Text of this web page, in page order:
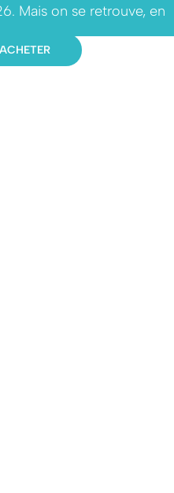
Mais on se retrouve, en
ACHETER